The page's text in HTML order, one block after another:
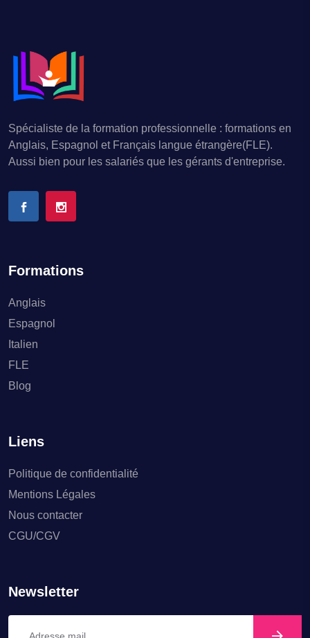
Spécialiste de la formation professionnelle : formations en
Anglais, Espagnol et Français langue étrangère(FLE).
Aussi bien pour les salariés que les gérants d'entreprise.
Formations
Anglais
Espagnol
Italien
FLE
Blog
Liens
Politique de confidentialité
Mentions Légales
Nous contacter
CGU/CGV
Newsletter